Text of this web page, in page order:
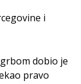
i
dobio je
pravo